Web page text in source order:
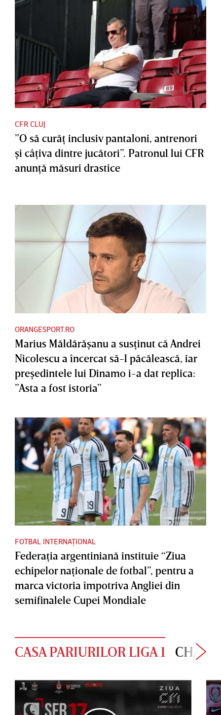
CFR CLUJ
”O să curăţ inclusiv pantaloni, antrenori
şi câţiva dintre jucători”. Patronul lui CFR
anunţă măsuri drastice
ORANGESPORT.RO
Marius Măldărăşanu a susţinut că Andrei
Nicolescu a încercat să-l păcălească, iar
preşedintele lui Dinamo i-a dat replica:
”Asta a fost istoria”
FOTBAL INTERNAȚIONAL
Federaţia argentiniană instituie “Ziua
echipelor naţionale de fotbal”, pentru a
marca victoria împotriva Angliei din
semifinalele Cupei Mondiale
CASA PARIURILOR LIGA 1